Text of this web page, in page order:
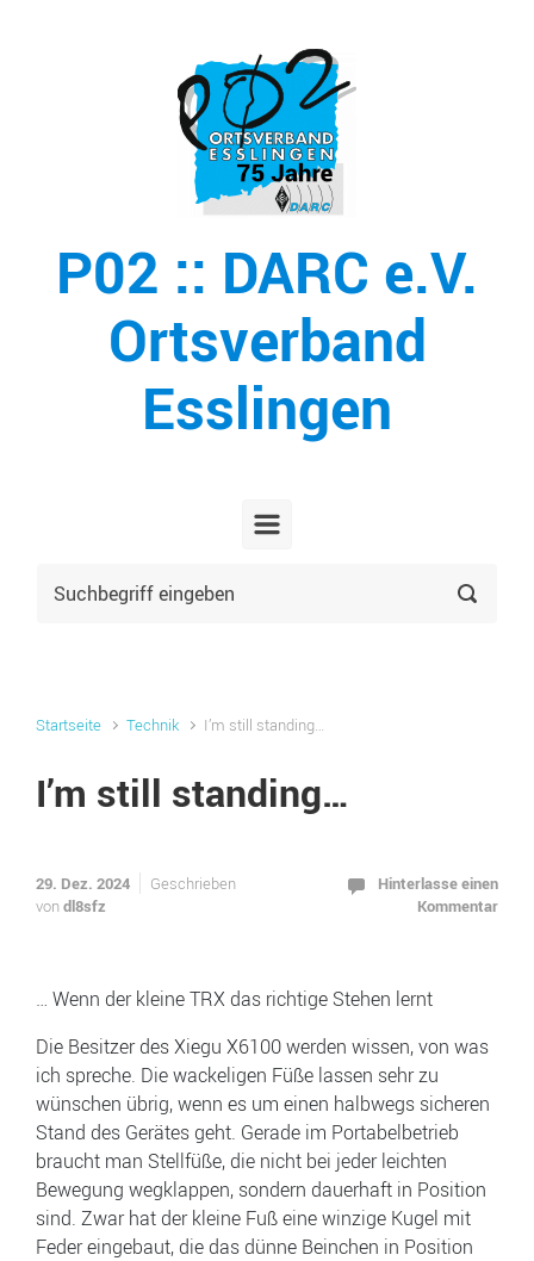
P02 :: DARC e.V.
Ortsverband
Esslingen
Startseite Technik I’m still standing…
I’m still standing…
29. Dez. 2024
Geschrieben
vondl8sfz
Hinterlasse einen
Kommentar
… Wenn der kleine TRX das richtige Stehen lernt
Die Besitzer des Xiegu X6100 werden wissen, von was
ich spreche. Die wackeligen Füße lassen sehr zu
wünschen übrig, wenn es um einen halbwegs sicheren
Stand des Gerätes geht. Gerade im Portabelbetrieb
braucht man Stellfüße, die nicht bei jeder leichten
Bewegung wegklappen, sondern dauerhaft in Position
sind. Zwar hat der kleine Fuß eine winzige Kugel mit
Feder eingebaut, die das dünne Beinchen in Position